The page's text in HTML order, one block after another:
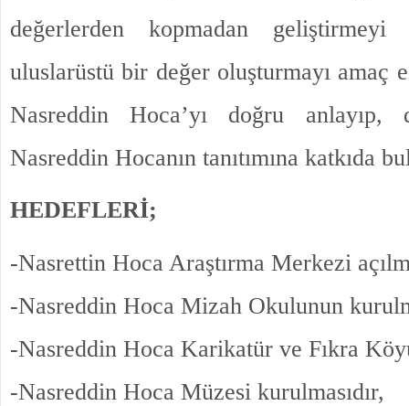
değerlerden kopmadan
uluslarüstü bir değer oluşturmayı amaç
Nasreddin Hoca’yı doğru anlayıp,
Nasreddin Hocanın tanıtımına katkıda
HEDEFLERİ;
-Nasrettin Hoca Araştırma Merkezi
-Nasreddin Hoca Mizah Okulunun
-Nasreddin Hoca Karikatür ve Fıkra
-Nasreddin Hoca Müzesi kurulmasıdır,